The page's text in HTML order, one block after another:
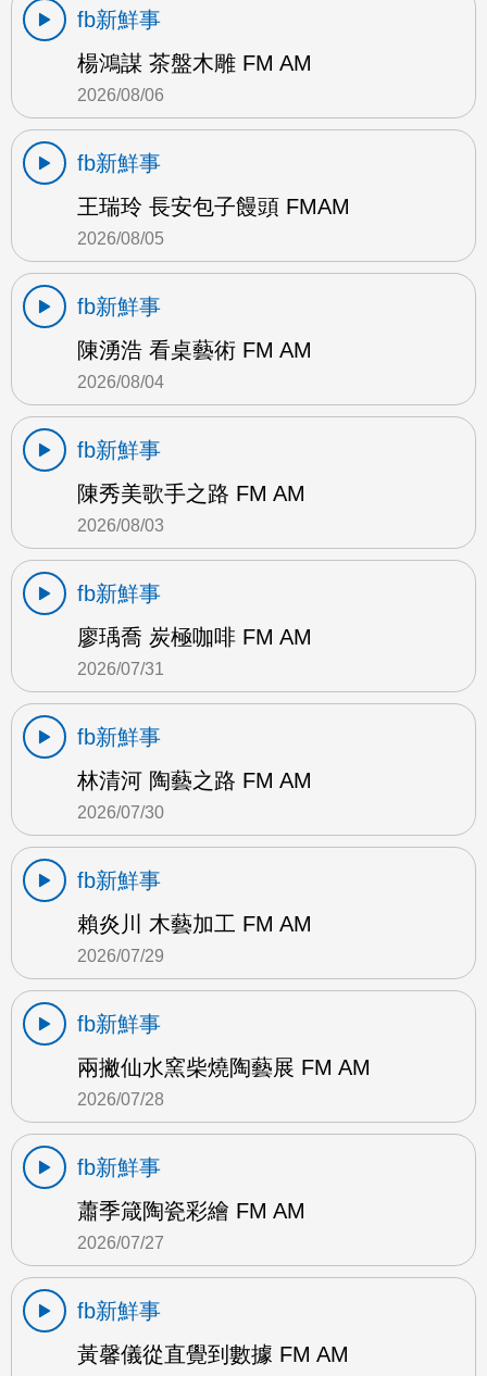
fb新鮮事
楊鴻謀 茶盤木雕 FM AM
2026/08/06
fb新鮮事
王瑞玲 長安包子饅頭 FMAM
2026/08/05
fb新鮮事
陳湧浩 看桌藝術 FM AM
2026/08/04
fb新鮮事
陳秀美歌手之路 FM AM
2026/08/03
fb新鮮事
廖瑀喬 炭極咖啡 FM AM
2026/07/31
fb新鮮事
林清河 陶藝之路 FM AM
2026/07/30
fb新鮮事
賴炎川 木藝加工 FM AM
2026/07/29
fb新鮮事
兩撇仙水窯柴燒陶藝展 FM AM
2026/07/28
fb新鮮事
蕭季箴陶瓷彩繪 FM AM
2026/07/27
fb新鮮事
黃馨儀從直覺到數據 FM AM